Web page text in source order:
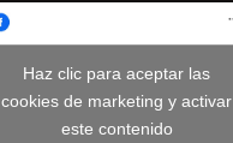
Haz clic para aceptar las
cookies de marketing y activar
este contenido